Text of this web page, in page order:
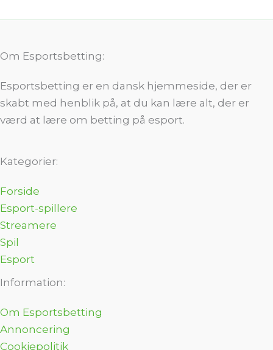
Om Esportsbetting:
Esportsbetting er en dansk hjemmeside, der er
skabt med henblik på, at du kan lære alt, der er
værd at lære om betting på esport.
Kategorier:
Forside
Esport-spillere
Streamere
Spil
Esport
Information:
Om Esportsbetting
Annoncering
Cookiepolitik